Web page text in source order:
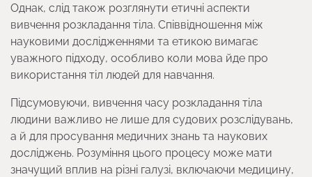
Однак, слід також розглянути етичні аспекти
вивчення розкладання тіла. Співвідношення між
науковими дослідженнями та етикою вимагає
уважного підходу, особливо коли мова йде про
використання тіл людей для навчання.
Підсумовуючи, вивчення часу розкладання тіла
людини важливо не лише для судових розслідувань,
а й для просування медичних знань та наукових
досліджень. Розуміння цього процесу може мати
значущий вплив на різні галузі, включаючи медицину,